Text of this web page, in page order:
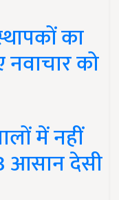
का
को
में नहीं
आसान देसी